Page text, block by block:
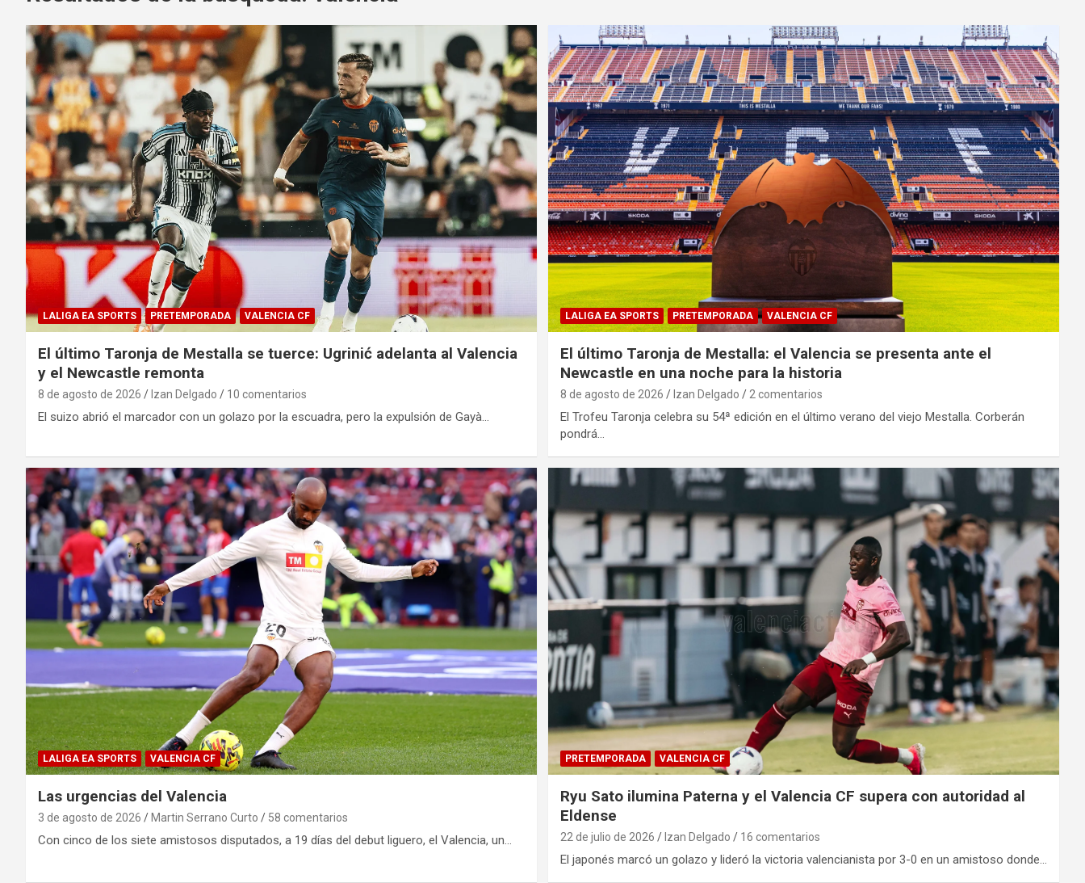
LALIGA EA SPORTS PRETEMPORADA VALENCIA CF
El último Taronja de Mestalla se tuerce: Ugrinić adelanta al Valencia
y el Newcastle remonta
8 de agosto de 2026 Izan Delgado 10 comentarios
El suizo abrió el marcador con un golazo por la escuadra, pero la expulsión de Gayà…
LALIGA EA SPORTS PRETEMPORADA VALENCIA CF
El último Taronja de Mestalla: el Valencia se presenta ante el
Newcastle en una noche para la historia
8 de agosto de 2026 Izan Delgado 2 comentarios
El Trofeu Taronja celebra su 54ª edición en el último verano del viejo Mestalla. Corberán
pondrá…
LALIGA EA SPORTS VALENCIA CF
Las urgencias del Valencia
3 de agosto de 2026 Martin Serrano Curto 58 comentarios
Con cinco de los siete amistosos disputados, a 19 días del debut liguero, el Valencia, un…
PRETEMPORADA VALENCIA CF
Ryu Sato ilumina Paterna y el Valencia CF supera con autoridad al
Eldense
22 de julio de 2026 Izan Delgado 16 comentarios
El japonés marcó un golazo y lideró la victoria valencianista por 3-0 en un amistoso donde…